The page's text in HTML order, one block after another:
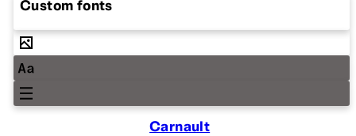
Custom fonts
Carnault